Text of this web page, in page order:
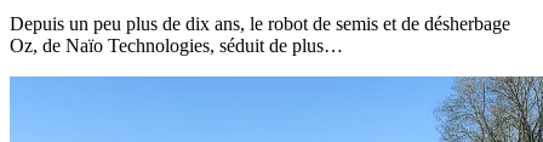
Depuis un peu plus de dix ans, le robot de semis et de désherbage
Oz, de Naïo Technologies, séduit de plus…